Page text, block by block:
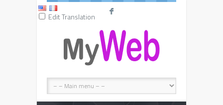
Edit Translation F